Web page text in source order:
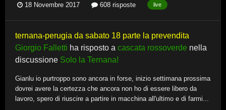
18 Novembre 2017 608 risposte live
ternana-perugia da sabato 18 parte la prevendita
Giorgio Falletti ha risposto a cascata rossoverde nella
discussione Solo la Ternana!
Gianlu io purtroppo sono ancora in forse, inizio settimana prossima
dovrei avere la certezza che ancora non ho di essere libero da
lavoro, spero di riuscire a partire in macchina all'ultimo e di farmi...